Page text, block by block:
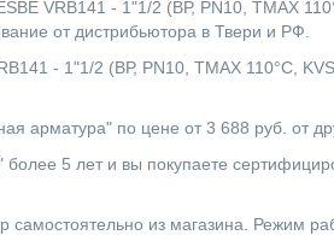
- 1"1/2 (ВР, PN10, TMAX
от дистрибьютора в Твери и РФ.
2 (ВР, PN10, TMAX 110°C, KVS
арматура" по цене от 3 688 руб. от
5 лет и вы покупаете
самостоятельно из магазина.